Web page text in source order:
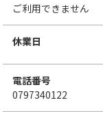
ご利用できません
休業日
電話番号
0797340122